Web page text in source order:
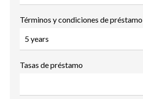
Términos y condiciones de préstamo
Tasas de préstamo